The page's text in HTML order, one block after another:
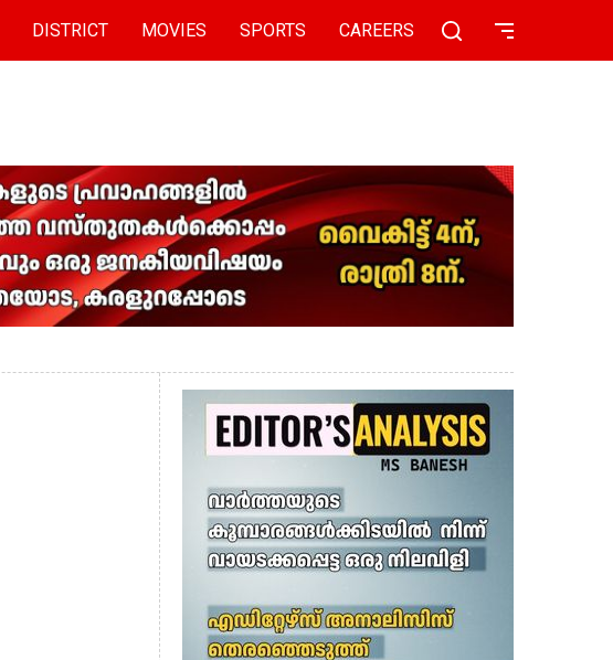
DISTRICT MOVIES SPORTS CAREERS